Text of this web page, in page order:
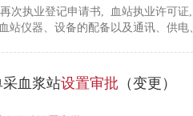
次执业登记申请书, 血站执业许可
站仪器、设备的配备以及通讯、供
采血浆站设置审批 （变更）